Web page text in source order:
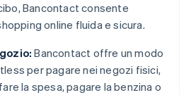
Bancontact consente
online fluida e sicura.
Bancontact offre un modo
per pagare nei negozi fisici,
la spesa, pagare la benzina o